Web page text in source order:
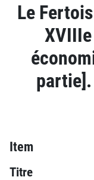
Le
Item
Titre